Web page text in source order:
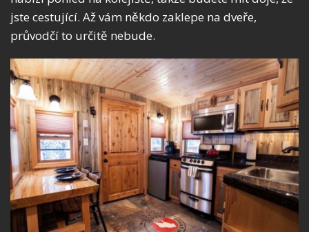
jste cestující. Až vám někdo zaklepe na dveře,
průvodčí to určitě nebude.